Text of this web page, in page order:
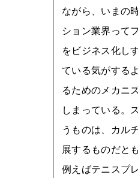
ながら、いまの
ション業界って
をビジネス化し
ている気がする
るためのメカニ
しまっている。
うものは、カル
展するものだと
例えばテニスプ